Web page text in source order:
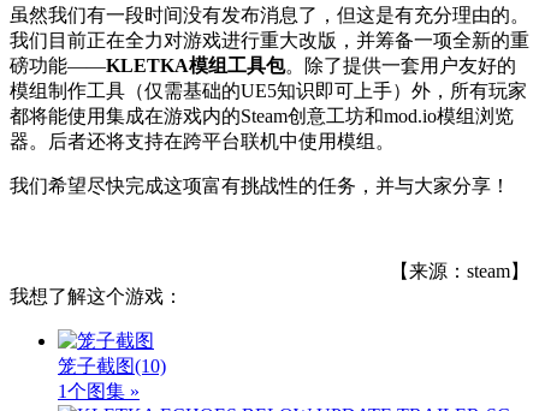
虽然我们有一段时间没有发布消息了，但这是有充分理由的。
我们目前正在全力对游戏进行重大改版，并筹备一项全新的重
磅功能——KLETKA模组工具包。除了提供一套用户友好的
模组制作工具（仅需基础的UE5知识即可上手）外，所有玩家
都将能使用集成在游戏内的Steam创意工坊和mod.io模组浏览
器。后者还将支持在跨平台联机中使用模组。
我们希望尽快完成这项富有挑战性的任务，并与大家分享！
【来源：steam】
我想了解这个游戏：
笼子截图(10)
1个图集 »